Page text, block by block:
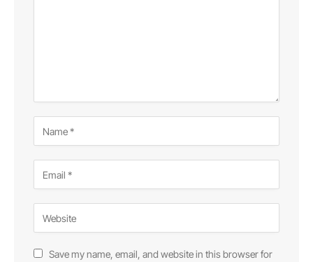
Save my name, email, and website in this browser for